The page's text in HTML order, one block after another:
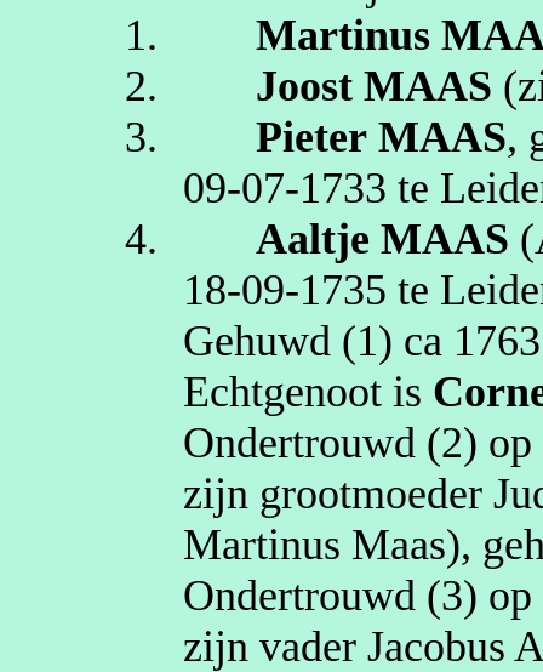
1.
Martinus
2.
Joost MAAS
3.
Pieter MAAS,
09‑07‑1733 te
4.
Aaltje MAAS
18‑09‑1735 te
Gehuwd (1) ca 1763
Echtgenoot is
Ondertrouwd (2) op
zijn grootmoeder
Martinus Maas),
Ondertrouwd (3) op
zijn vader Jacobus